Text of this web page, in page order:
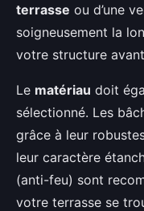
terrasse ou d’une
soigneusement la
votre structure
Le matériau doit
sélectionné. Les
grâce à leur
leur caractère
(anti-feu) sont
votre terrasse se